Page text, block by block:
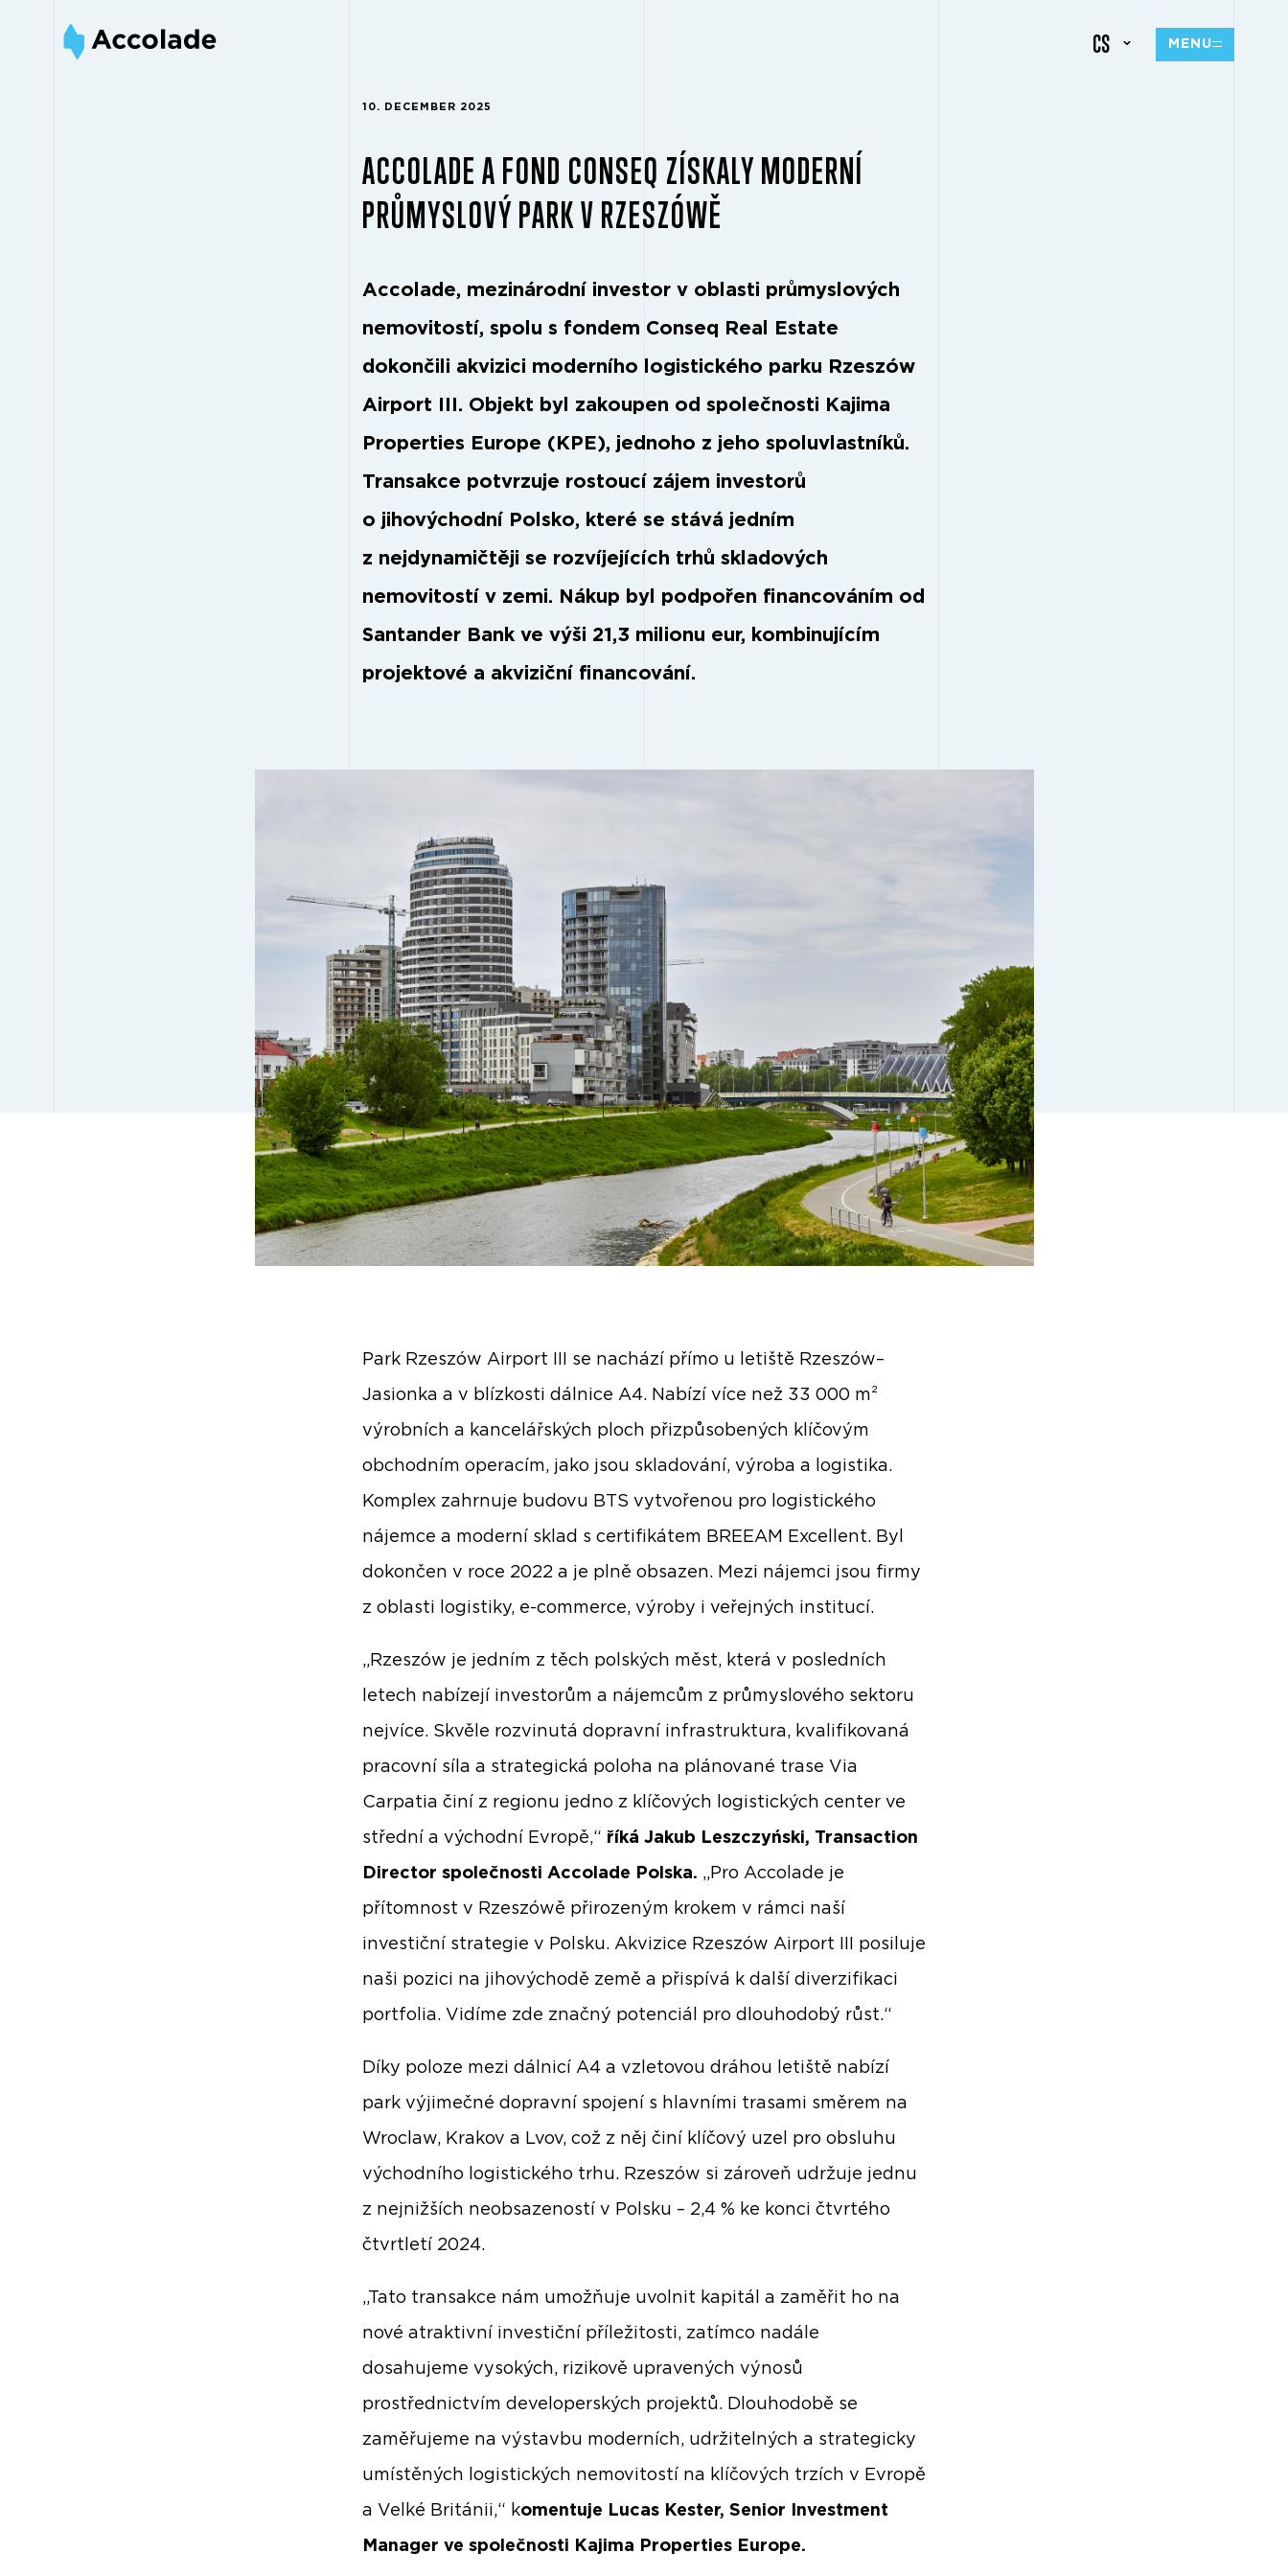
CS MENU
10. DECEMBER 2025
ACCOLADE A FOND CONSEQ ZÍSKALY MODERNÍ
PRŮMYSLOVÝ PARK V RZESZÓWĚ
Accolade, mezinárodní investor v oblasti průmyslových
nemovitostí, spolu s fondem Conseq Real Estate
dokončili akvizici moderního logistického parku Rzeszów
Airport III. Objekt byl zakoupen od společnosti Kajima
Properties Europe (KPE), jednoho z jeho spoluvlastníků.
Transakce potvrzuje rostoucí zájem investorů
o jihovýchodní Polsko, které se stává jedním
z nejdynamičtěji se rozvíjejících trhů skladových
nemovitostí v zemi. Nákup byl podpořen financováním od
Santander Bank ve výši 21,3 milionu eur, kombinujícím
projektové a akviziční financování.
Park Rzeszów Airport III se nachází přímo u letiště Rzeszów–
Jasionka a v blízkosti dálnice A4. Nabízí více než 33 000 m²
výrobních a kancelářských ploch přizpůsobených klíčovým
obchodním operacím, jako jsou skladování, výroba a logistika.
Komplex zahrnuje budovu BTS vytvořenou pro logistického
nájemce a moderní sklad s certifikátem BREEAM Excellent. Byl
dokončen v roce 2022 a je plně obsazen. Mezi nájemci jsou firmy
z oblasti logistiky, e-commerce, výroby i veřejných institucí.
„Rzeszów je jedním z těch polských měst, která v posledních
letech nabízejí investorům a nájemcům z průmyslového sektoru
nejvíce. Skvěle rozvinutá dopravní infrastruktura, kvalifikovaná
pracovní síla a strategická poloha na plánované trase Via
Carpatia činí z regionu jedno z klíčových logistických center ve
střední a východní Evropě,“ říká Jakub Leszczyński, Transaction
Director společnosti Accolade Polska. „Pro Accolade je
přítomnost v Rzeszówě přirozeným krokem v rámci naší
investiční strategie v Polsku. Akvizice Rzeszów Airport III posiluje
naši pozici na jihovýchodě země a přispívá k další diverzifikaci
portfolia. Vidíme zde značný potenciál pro dlouhodobý růst.“
Díky poloze mezi dálnicí A4 a vzletovou dráhou letiště nabízí
park výjimečné dopravní spojení s hlavními trasami směrem na
Wroclaw, Krakov a Lvov, což z něj činí klíčový uzel pro obsluhu
východního logistického trhu. Rzeszów si zároveň udržuje jednu
z nejnižších neobsazeností v Polsku – 2,4 % ke konci čtvrtého
čtvrtletí 2024.
„Tato transakce nám umožňuje uvolnit kapitál a zaměřit ho na
nové atraktivní investiční příležitosti, zatímco nadále
dosahujeme vysokých, rizikově upravených výnosů
prostřednictvím developerských projektů. Dlouhodobě se
zaměřujeme na výstavbu moderních, udržitelných a strategicky
umístěných logistických nemovitostí na klíčových trzích v Evropě
a Velké Británii,“ komentuje Lucas Kester, Senior Investment
Manager ve společnosti Kajima Properties Europe.